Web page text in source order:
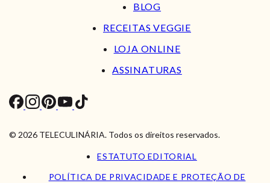
BLOG
RECEITAS VEGGIE
LOJA ONLINE
ASSINATURAS
© 2026 TELECULINÁRIA. Todos os direitos reservados.
ESTATUTO EDITORIAL
POLÍTICA DE PRIVACIDADE E PROTEÇÃO DE